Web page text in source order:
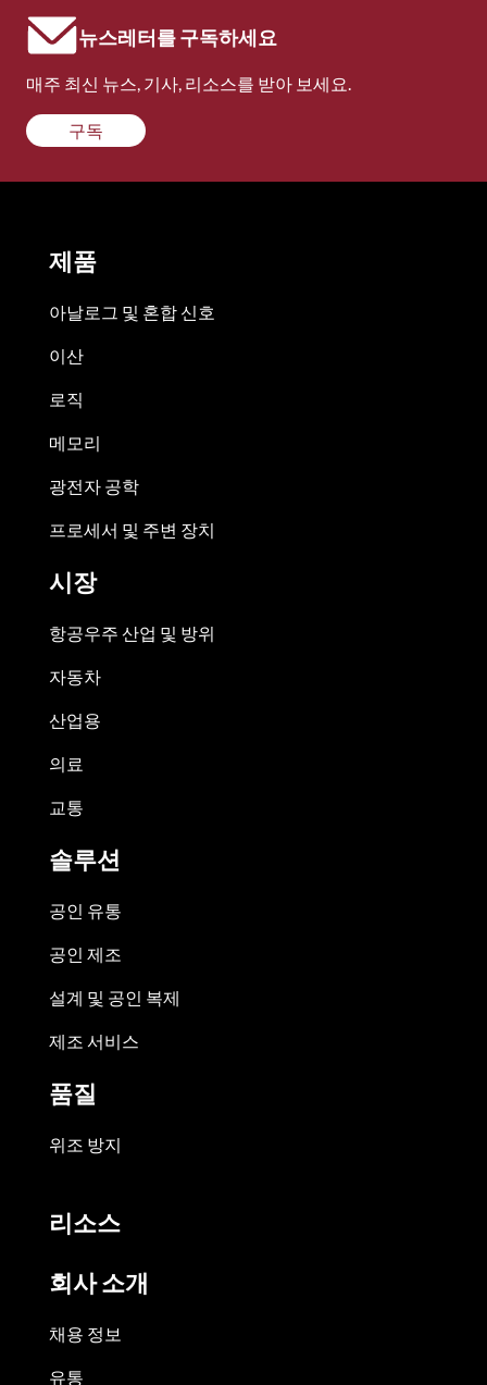
뉴스레터를 구독하세요
매주 최신 뉴스, 기사, 리소스를 받아 보세요.
구독
제품
아날로그 및 혼합 신호
이산
로직
메모리
광전자 공학
프로세서 및 주변 장치
시장
항공우주 산업 및 방위
자동차
산업용
의료
교통
솔루션
공인 유통
공인 제조
설계 및 공인 복제
제조 서비스
품질
위조 방지
리소스
회사 소개
채용 정보
유통